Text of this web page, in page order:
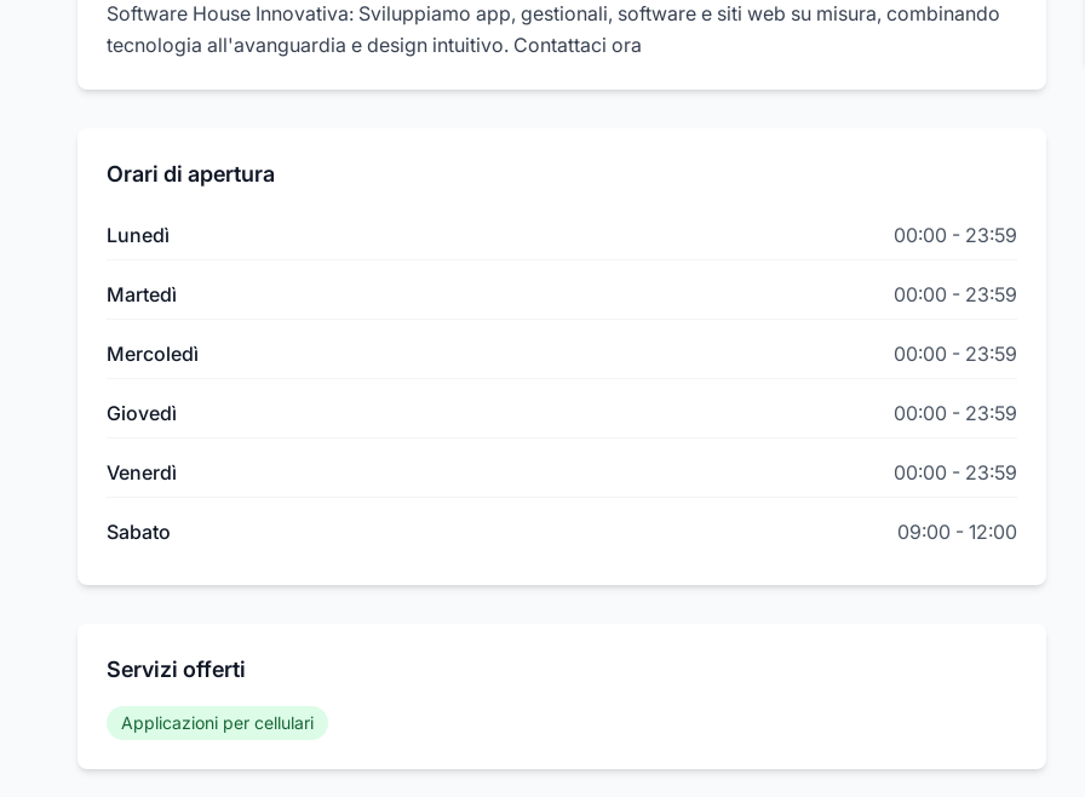
Software House Innovativa: Sviluppiamo app, gestionali, software e siti web su misura, combinando
tecnologia all'avanguardia e design intuitivo. Contattaci ora
Orari di apertura
Lunedì 00:00 - 23:59
Martedì 00:00 - 23:59
Mercoledì 00:00 - 23:59
Giovedì 00:00 - 23:59
Venerdì 00:00 - 23:59
Sabato 09:00 - 12:00
Servizi offerti
Applicazioni per cellulari